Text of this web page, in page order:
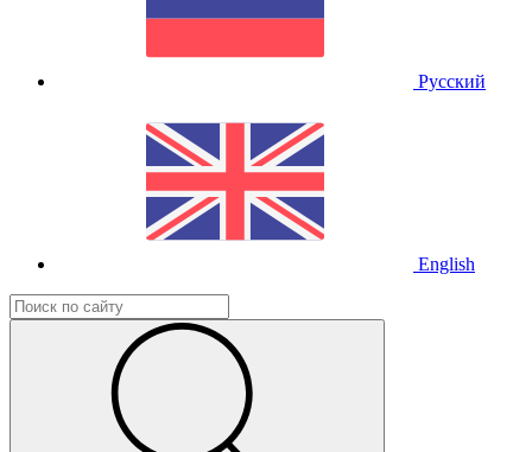
Русский
English